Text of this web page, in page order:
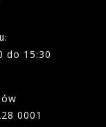
do 15:30
0001